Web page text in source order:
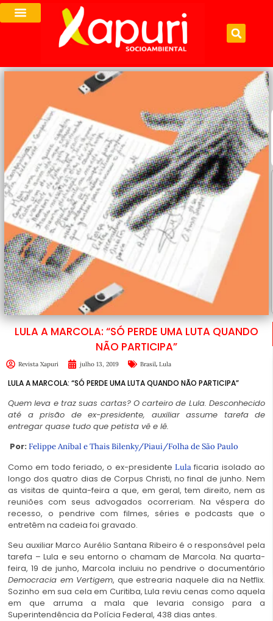
LULA A MARCOLA: “SÓ PERDE UMA LUTA QUANDO
NÃO PARTICIPA”
Revista Xapuri julho 13, 2019 Brasil, Lula
LULA A MARCOLA: “SÓ PERDE UMA LUTA QUANDO NÃO PARTICIPA”
Quem leva e traz suas cartas? O carteiro de Lula. Desconhecido
até a prisão de ex-presidente, auxiliar assume tarefa de
entregar quase tudo que petista vê e lê.
Por: Felippe Aníbal e Thais Bilenky/Piaui/Folha de São Paulo
Como em todo feriado, o ex-presidente Lula ficaria isolado ao
longo dos quatro dias de Corpus Christi, no final de junho. Nem
as visitas de quinta-feira a que, em geral, tem direito, nem as
reuniões com seus advogados ocorreriam. Na véspera do
recesso, o pendrive com filmes, séries e podcasts que o
entretêm na cadeia foi gravado.
Seu auxiliar Marco Aurélio Santana Ribeiro é o responsável pela
tarefa – Lula e seu entorno o chamam de Marcola. Na quarta-
feira, 19 de junho, Marcola incluiu no pendrive o documentário
Democracia em Vertigem, que estrearia naquele dia na Netflix.
Sozinho em sua cela em Curitiba, Lula reviu cenas como aquela
em que arruma a mala que levaria consigo para a
Superintendência da Polícia Federal, 438 dias antes.